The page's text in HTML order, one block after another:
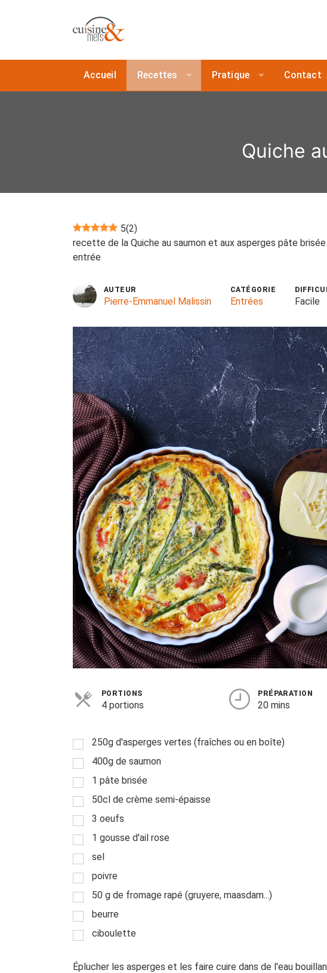
Accueil Recettes Pratique Contact
Quiche
5(2)
recette de la Quiche au saumon et aux asperges pâte
entrée
AUTEUR
Pierre-Emmanuel Malissin
CATÉGORIE
Entrées Facile
PORTIONS
4 portions
PRÉPARATION
20 mins
250g d'asperges vertes (fraîches ou en boîte)
400g de saumon
1 pâte brisée
50cl de crème semi-épaisse
3 oeufs
1 gousse d'ail rose
sel
poivre
50 g de fromage rapé (gruyere, maasdam...)
beurre
ciboulette
Éplucher les asperges et les faire cuire dans de l'eau